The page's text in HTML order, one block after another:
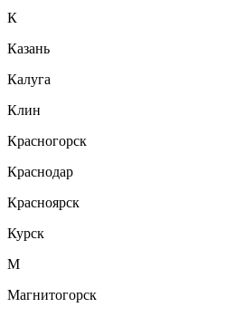
К
Казань
Калуга
Клин
Красногорск
Краснодар
Красноярск
Курск
М
Магнитогорск